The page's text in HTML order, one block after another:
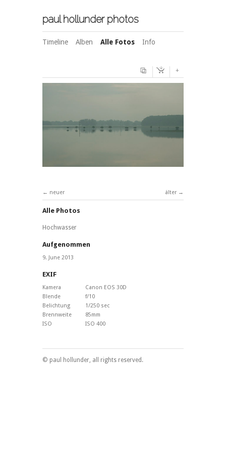
paul hollunder photos
Timeline Alben Alle Fotos Info
+
älter
neuer
Alle Photos
Hochwasser
Aufgenommen
9. June 2013
EXIF
Kamera
Canon EOS 30D
Blende
f/10
Belichtung
1/250 sec
Brennweite
85mm
ISO
ISO 400
© paul hollunder, all rights reserved.